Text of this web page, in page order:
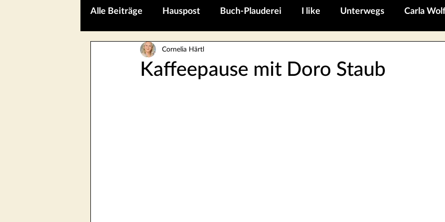
Alle Beiträge Hauspost Buch-Plauderei I like Unterwegs Carla Wolf
Kaffeepause mit ...
Kaffeepause mit Doro Staub
Cornelia Härtl